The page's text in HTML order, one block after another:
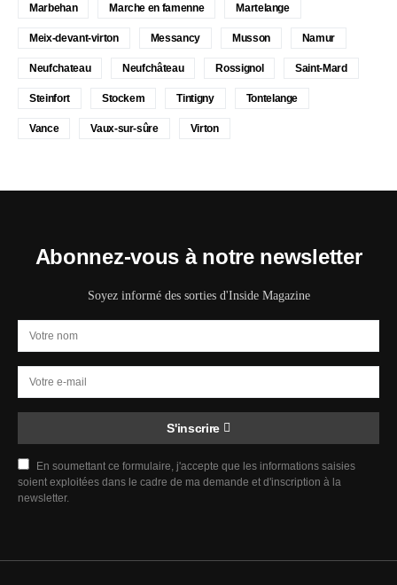
Marbehan Marche en famenne Martelange
Meix-devant-virton Messancy Musson Namur
Neufchateau Neufchâteau Rossignol Saint-Mard
Steinfort Stockem Tintigny Tontelange
Vance Vaux-sur-sûre Virton
Abonnez-vous à notre newsletter
Soyez informé des sorties d'Inside Magazine
S'inscrire
En soumettant ce formulaire, j'accepte que les informations saisies
soient exploitées dans le cadre de ma demande et d'inscription à la
newsletter.